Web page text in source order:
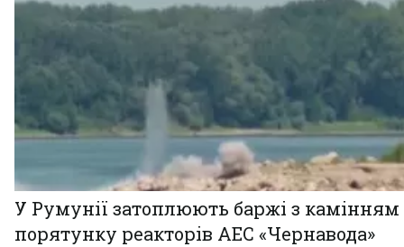
У Румунії затоплюють баржі з
порятунку реакторів АЕС «Чернавода»